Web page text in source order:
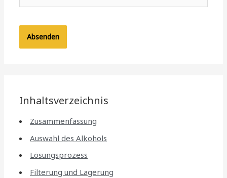
Inhaltsverzeichnis
Zusammenfassung
Auswahl des Alkohols
Lösungsprozess
Filterung und Lagerung